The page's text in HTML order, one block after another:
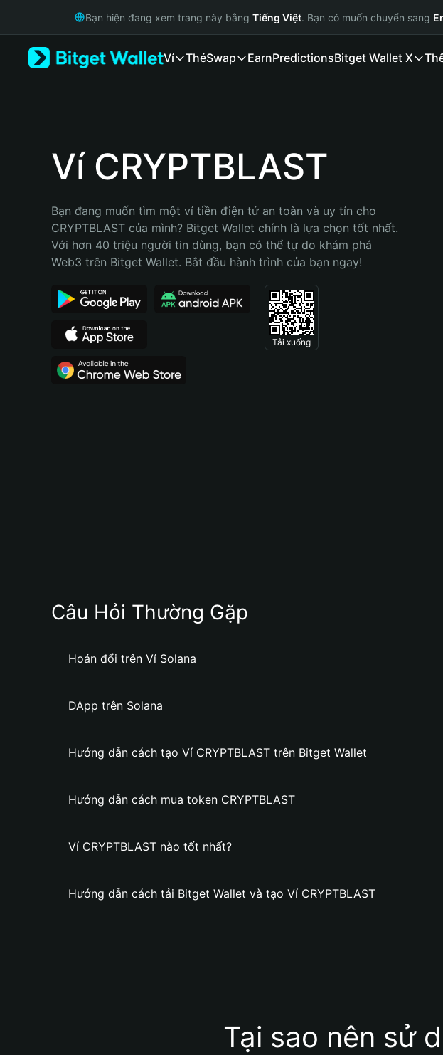
Русский
Bahasa Indonesia
Português (Brasil)
Bạn hiện đang xem trang này bằng Tiếng Việt. Bạn có muốn chuyển sang
Ví ThẻSwap EarnPredictionsBitget Wallet X
Ví CRYPTBLAST
Bạn đang muốn tìm một ví tiền điện tử an toàn và uy tín cho
CRYPTBLAST của mình? Bitget Wallet chính là lựa chọn tốt nhất.
Với hơn 40 triệu người tin dùng, bạn có thể tự do khám phá
Web3 trên Bitget Wallet. Bắt đầu hành trình của bạn ngay!
Tải xuống
Câu Hỏi Thường Gặp
Hoán đổi trên Ví Solana
DApp trên Solana
Hướng dẫn cách tạo Ví CRYPTBLAST trên Bitget Wallet
Hướng dẫn cách mua token CRYPTBLAST
Ví CRYPTBLAST nào tốt nhất?
Hướng dẫn cách tải Bitget Wallet và tạo Ví CRYPTBLAST
Tại sao nên sử